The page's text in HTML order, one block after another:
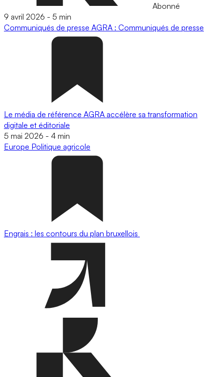
Abonné
9 avril 2026 - 5 min
Communiqués de presse AGRA : Communiqués de presse
Le média de référence AGRA accélère sa transformation
digitale et éditoriale
5 mai 2026 - 4 min
Europe Politique agricole
Engrais : les contours du plan bruxellois